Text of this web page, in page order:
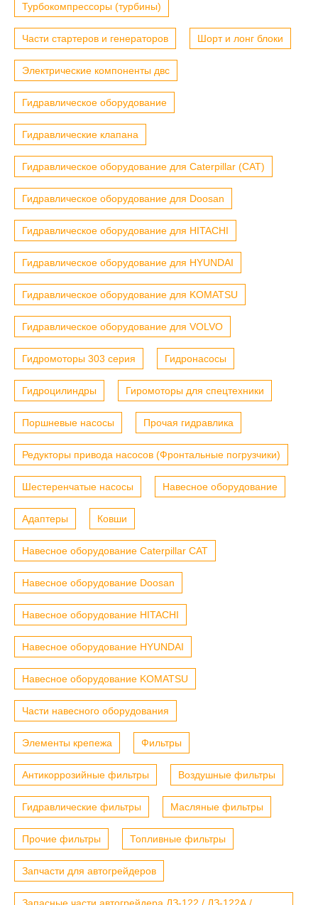
Турбокомпрессоры (турбины)
Части стартеров и генераторов Шорт и лонг блоки
Электрические компоненты двс
Гидравлическое оборудование
Гидравлические клапана
Гидравлическое оборудование для Caterpillar (CAT)
Гидравлическое оборудование для Doosan
Гидравлическое оборудование для HITACHI
Гидравлическое оборудование для HYUNDAI
Гидравлическое оборудование для KOMATSU
Гидравлическое оборудование для VOLVO
Гидромоторы 303 серия Гидронасосы
Гидроцилиндры Гиромоторы для спецтехники
Поршневые насосы Прочая гидравлика
Редукторы привода насосов (Фронтальные погрузчики)
Шестеренчатые насосы Навесное оборудование
Адаптеры Ковши
Навесное оборудование Caterpillar CAT
Навесное оборудование Doosan
Навесное оборудование HITACHI
Навесное оборудование HYUNDAI
Навесное оборудование KOMATSU
Части навесного оборудования
Элементы крепежа Фильтры
Антикоррозийные фильтры Воздушные фильтры
Гидравлические фильтры Масляные фильтры
Прочие фильтры Топливные фильтры
Запчасти для автогрейдеров
Запасные части автогрейдера ДЗ-122 / ДЗ-122А /